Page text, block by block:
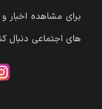
برای مشاهده اخبار
های اجتماعی دنبال